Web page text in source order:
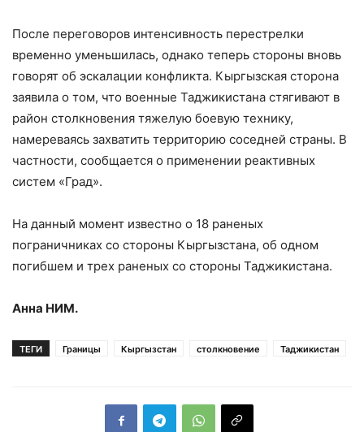
После переговоров интенсивность перестрелки
временно уменьшилась, однако теперь стороны вновь
говорят об эскалации конфликта. Кыргызская сторона
заявила о том, что военные Таджикистана стягивают в
район столкновения тяжелую боевую технику,
намереваясь захватить территорию соседней страны. В
частности, сообщается о применении реактивных
систем «Град».
На данный момент известно о 18 раненых
пограничниках со стороны Кыргызстана, об одном
погибшем и трех раненых со стороны Таджикистана.
Анна НИМ.
ТЕГИ Границы Кыргызстан столкновение Таджикистан